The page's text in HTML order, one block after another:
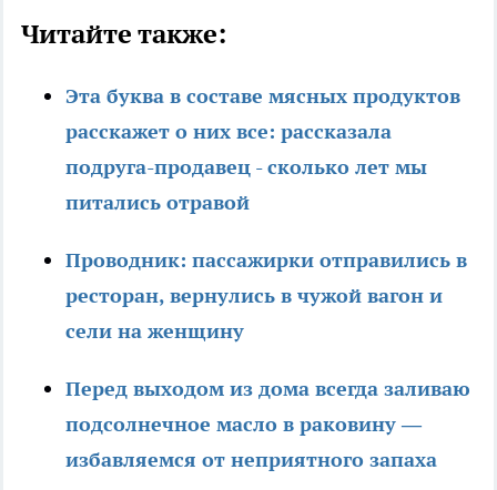
Читайте также:
Эта буква в составе мясных продуктов
расскажет о них все: рассказала
подруга-продавец - сколько лет мы
питались отравой
Проводник: пассажирки отправились в
ресторан, вернулись в чужой вагон и
сели на женщину
Перед выходом из дома всегда заливаю
подсолнечное масло в раковину —
избавляемся от неприятного запаха